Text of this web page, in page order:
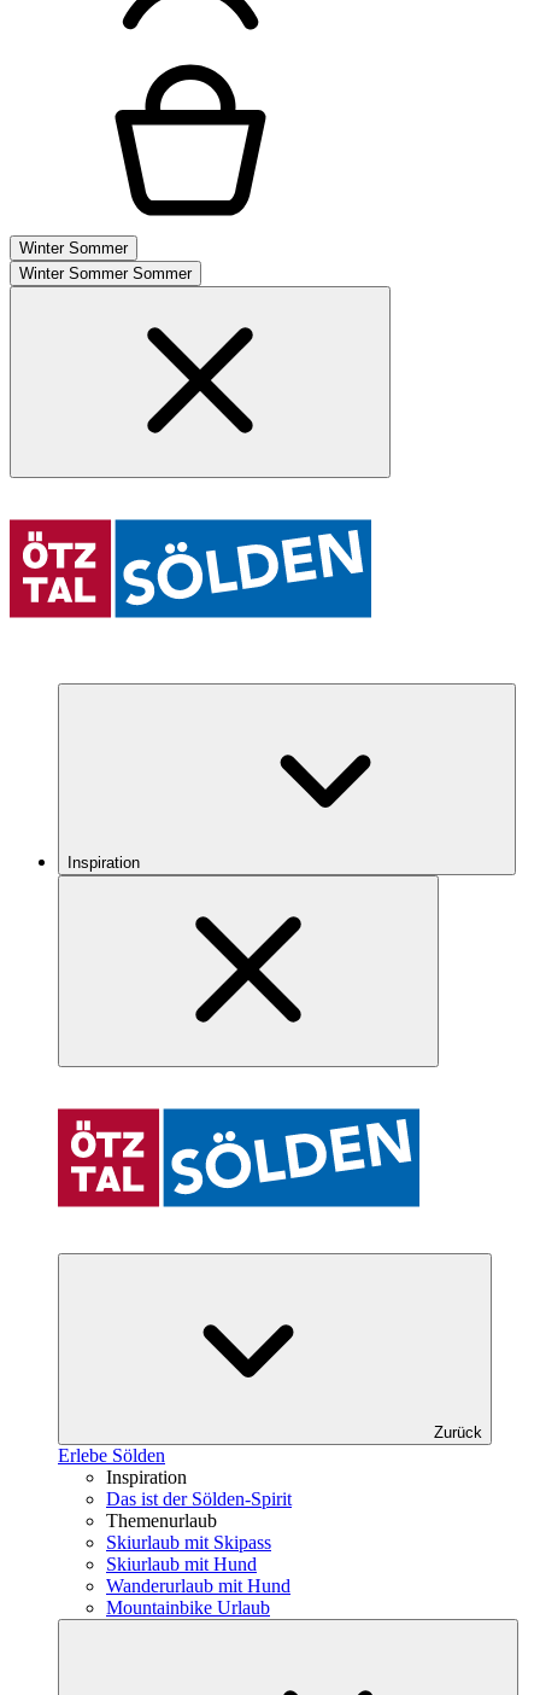
Winter Sommer
Winter Sommer Sommer
Inspiration
Zurück
Erlebe Sölden
Inspiration
Das ist der Sölden-Spirit
Themenurlaub
Skiurlaub mit Skipass
Skiurlaub mit Hund
Wanderurlaub mit Hund
Mountainbike Urlaub